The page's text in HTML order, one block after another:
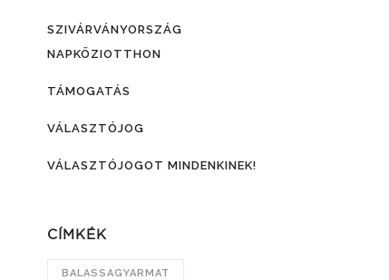
SZIVÁRVÁNYORSZÁG
NAPKÖZIOTTHON
TÁMOGATÁS
VÁLASZTÓJOG
VÁLASZTÓJOGOT MINDENKINEK!
CÍMKÉK
BALASSAGYARMAT